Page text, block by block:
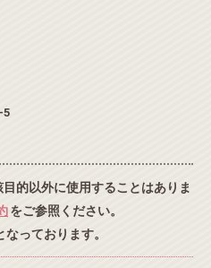
5
的以外に使用することはありま
をご参照ください。
っております。